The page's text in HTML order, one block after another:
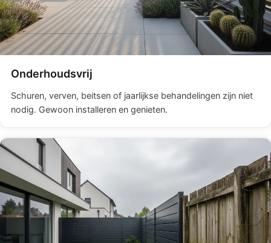
Onderhoudsvrij
Schuren, verven, beitsen of jaarlijkse behandelingen zijn niet
nodig. Gewoon installeren en genieten.